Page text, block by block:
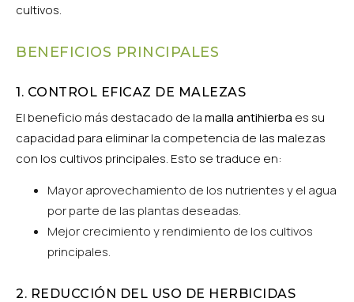
cultivos.
BENEFICIOS PRINCIPALES
1. CONTROL EFICAZ DE MALEZAS
El beneficio más destacado de lamalla antihierba es su
capacidad para eliminar la competencia de las malezas
con los cultivos principales. Esto se traduce en:
Mayor aprovechamiento de los nutrientes y el agua
por parte de las plantas deseadas.
Mejor crecimiento y rendimiento de los cultivos
principales.
2. REDUCCIÓN DEL USO DE HERBICIDAS